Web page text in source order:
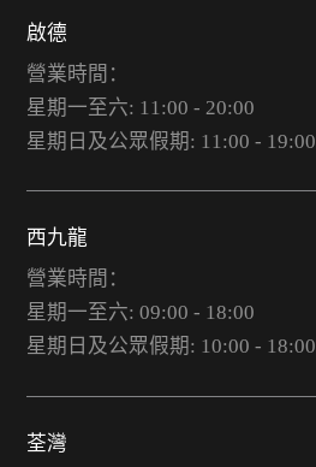
啟德
營業時間：
星期一至六: 11:00 - 20:00
星期日及公眾假期: 11:00 - 19:00
西九龍
營業時間：
星期一至六: 09:00 - 18:00
星期日及公眾假期: 10:00 - 18:00
荃灣